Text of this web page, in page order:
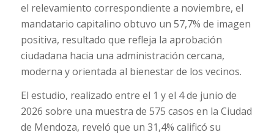
el relevamiento correspondiente a noviembre, el
mandatario capitalino obtuvo un 57,7% de imagen
positiva, resultado que refleja la aprobación
ciudadana hacia una administración cercana,
moderna y orientada al bienestar de los vecinos.
El estudio, realizado entre el 1 y el 4 de junio de
2026 sobre una muestra de 575 casos en la Ciudad
de Mendoza, reveló que un 31,4% calificó su